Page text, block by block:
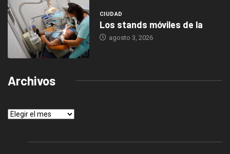
CIUDAD
Los stands móviles de la
agosto 3, 2026
Archivos
Archivos